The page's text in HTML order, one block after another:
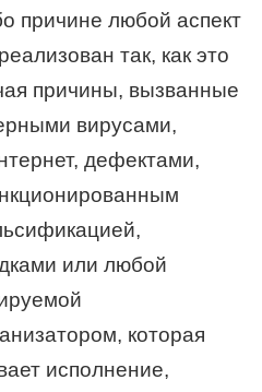
причине любой аспект
так, как это
причины, вызванные
вирусами,
дефектами,
или любой
которая
исполнение,